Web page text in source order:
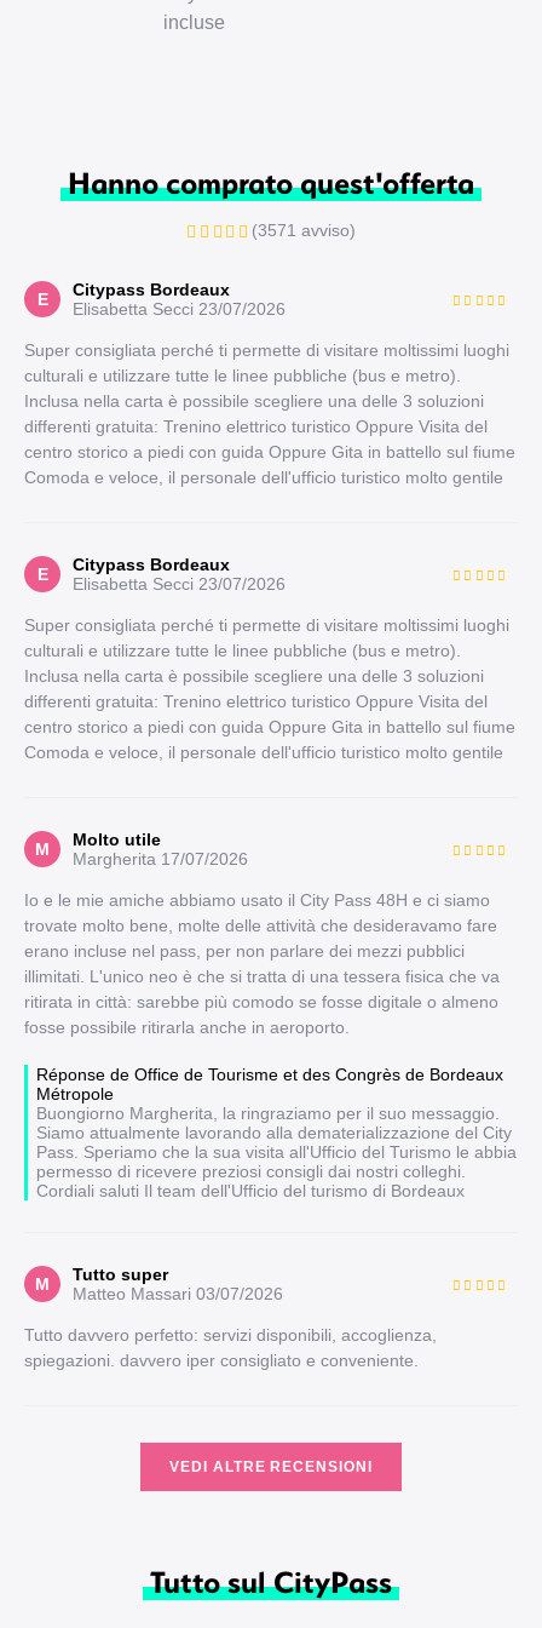
incluse
Hanno comprato quest'offerta
(3571 avviso)
E
Citypass Bordeaux
Elisabetta Secci 23/07/2026
Super consigliata perché ti permette di visitare moltissimi luoghi
culturali e utilizzare tutte le linee pubbliche (bus e metro).
Inclusa nella carta è possibile scegliere una delle 3 soluzioni
differenti gratuita: Trenino elettrico turistico Oppure Visita del
centro storico a piedi con guida Oppure Gita in battello sul fiume
Comoda e veloce, il personale dell'ufficio turistico molto gentile
E
Citypass Bordeaux
Elisabetta Secci 23/07/2026
Super consigliata perché ti permette di visitare moltissimi luoghi
culturali e utilizzare tutte le linee pubbliche (bus e metro).
Inclusa nella carta è possibile scegliere una delle 3 soluzioni
differenti gratuita: Trenino elettrico turistico Oppure Visita del
centro storico a piedi con guida Oppure Gita in battello sul fiume
Comoda e veloce, il personale dell'ufficio turistico molto gentile
M
Molto utile
Margherita 17/07/2026
Io e le mie amiche abbiamo usato il City Pass 48H e ci siamo
trovate molto bene, molte delle attività che desideravamo fare
erano incluse nel pass, per non parlare dei mezzi pubblici
illimitati. L'unico neo è che si tratta di una tessera fisica che va
ritirata in città: sarebbe più comodo se fosse digitale o almeno
fosse possibile ritirarla anche in aeroporto.
Réponse de Office de Tourisme et des Congrès de Bordeaux
Métropole
Buongiorno Margherita, la ringraziamo per il suo messaggio.
Siamo attualmente lavorando alla dematerializzazione del City
Pass. Speriamo che la sua visita all'Ufficio del Turismo le abbia
permesso di ricevere preziosi consigli dai nostri colleghi.
Cordiali saluti Il team dell'Ufficio del turismo di Bordeaux
M
Tutto super
Matteo Massari 03/07/2026
Tutto davvero perfetto: servizi disponibili, accoglienza,
spiegazioni. davvero iper consigliato e conveniente.
VEDI ALTRE RECENSIONI
Tutto sul CityPass